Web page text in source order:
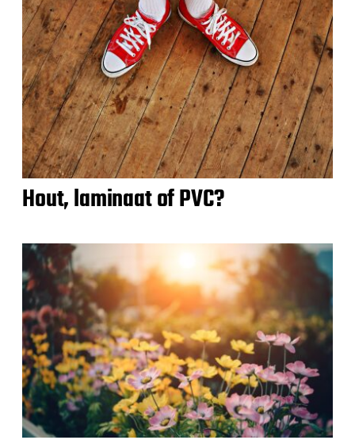
Hout, laminaat of PVC?